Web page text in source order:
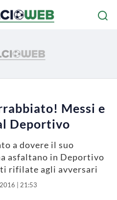
Messi e
Deportivo
a dovere il suo
asfaltano in Deportivo
rifilate agli avversari
| 21:53